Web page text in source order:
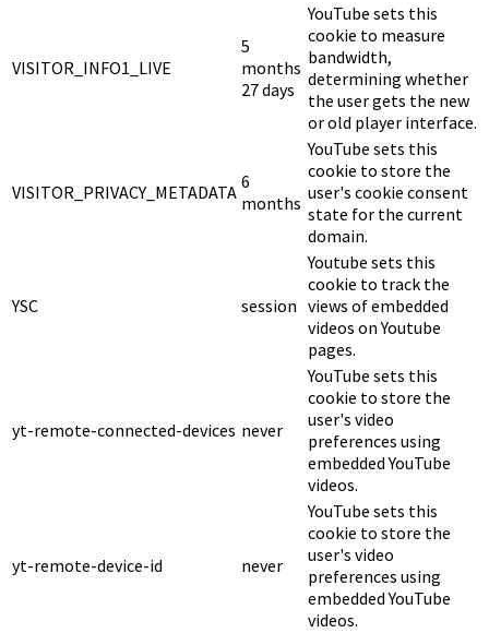
VISITOR_INFO1_LIVE
5
months
27 days
YouTube sets this
cookie to measure
bandwidth,
determining whether
the user gets the new
or old player interface.
VISITOR_PRIVACY_METADATA 6
months
YouTube sets this
cookie to store the
user's cookie consent
state for the current
domain.
YSC session
Youtube sets this
cookie to track the
views of embedded
videos on Youtube
pages.
yt-remote-connected-devices never
YouTube sets this
cookie to store the
user's video
preferences using
embedded YouTube
videos.
yt-remote-device-id never
YouTube sets this
cookie to store the
user's video
preferences using
embedded YouTube
videos.